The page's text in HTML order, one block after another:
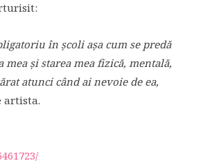
în școli așa cum se predă
mea și starea mea fizică, mentală,
atunci când ai nevoie de ea,
artista.